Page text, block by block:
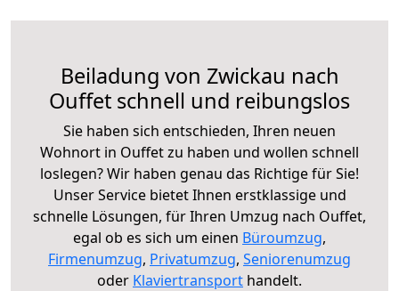
Beiladung von Zwickau nach
Ouffet schnell und reibungslos
Sie haben sich entschieden, Ihren neuen
Wohnort in Ouffet zu haben und wollen schnell
loslegen? Wir haben genau das Richtige für Sie!
Unser Service bietet Ihnen erstklassige und
schnelle Lösungen, für Ihren Umzug nach Ouffet,
egal ob es sich um einen Büroumzug,
Firmenumzug, Privatumzug, Seniorenumzug
oder Klaviertransport handelt.